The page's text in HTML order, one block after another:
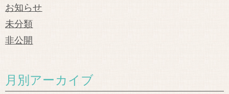
お知らせ
未分類
非公開
月別アーカイブ